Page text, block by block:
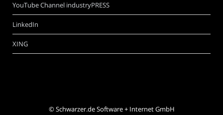
YouTube Channel industryPRESS
LinkedIn
XING
©Schwarzer.de Software + Internet GmbH